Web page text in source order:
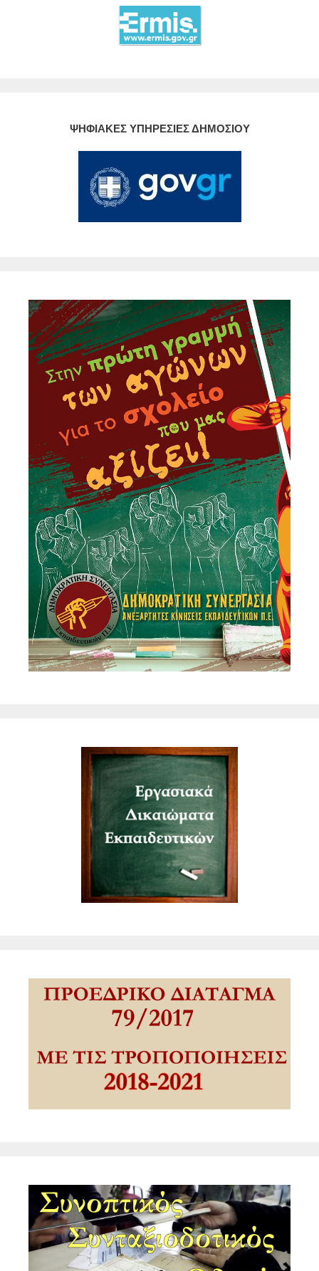
ΨΗΦΙΑΚΕΣ ΥΠΗΡΕΣΙΕΣ ΔΗΜΟΣΙΟΥ